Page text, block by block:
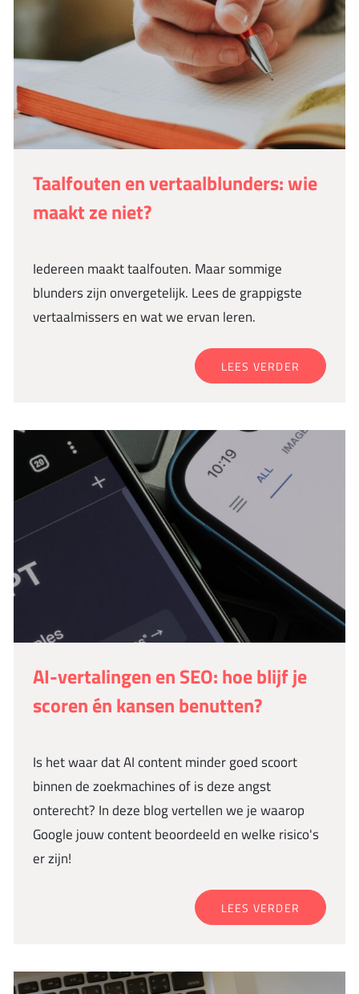
Taalfouten en vertaalblunders: wie
maakt ze niet?
Iedereen maakt taalfouten. Maar sommige
blunders zijn onvergetelijk. Lees de grappigste
vertaalmissers en wat we ervan leren.
LEES VERDER
AI-vertalingen en SEO: hoe blijf je
scoren én kansen benutten?
Is het waar dat AI content minder goed scoort
binnen de zoekmachines of is deze angst
onterecht? In deze blog vertellen we je waarop
Google jouw content beoordeeld en welke risico's
er zijn!
LEES VERDER